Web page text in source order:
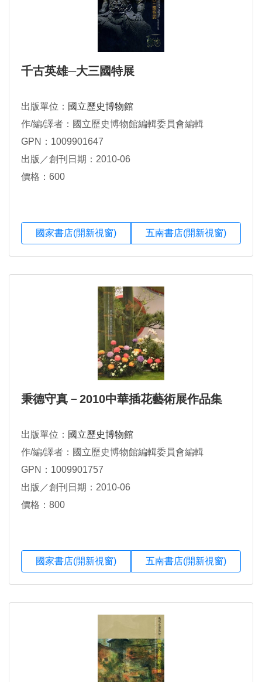
千古英雄─大三國特展
出版單位： 國立歷史博物館
作/編/譯者：國立歷史博物館編輯委員會編輯
GPN：1009901647
出版／創刊日期：2010-06
價格：600
國家書店(開新視窗) 五南書店(開新視窗)
秉德守真－2010中華插花藝術展作品集
出版單位： 國立歷史博物館
作/編/譯者：國立歷史博物館編輯委員會編輯
GPN：1009901757
出版／創刊日期：2010-06
價格：800
國家書店(開新視窗) 五南書店(開新視窗)